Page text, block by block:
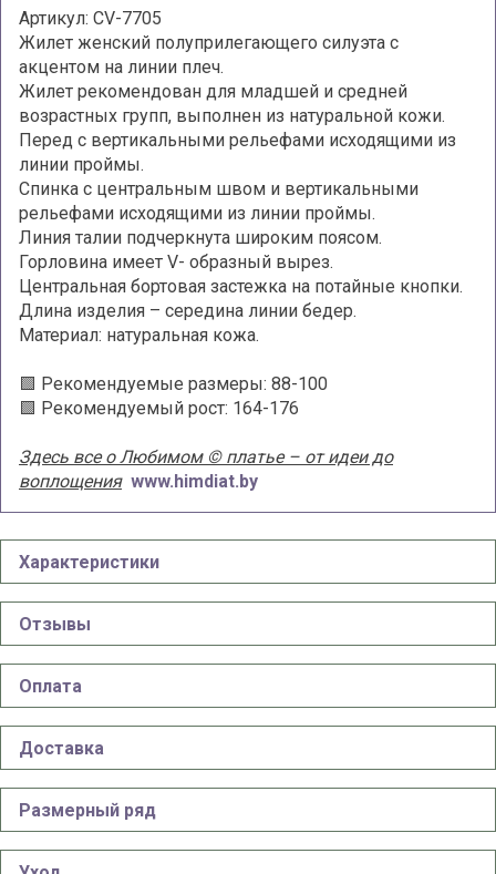
Артикул: CV-7705
Жилет женский полуприлегающего силуэта с
акцентом на линии плеч.
Жилет рекомендован для младшей и средней
возрастных групп, выполнен из натуральной кожи.
Перед с вертикальными рельефами исходящими из
линии проймы.
Спинка с центральным швом и вертикальными
рельефами исходящими из линии проймы.
Линия талии подчеркнута широким поясом.
Горловина имеет V- образный вырез.
Центральная бортовая застежка на потайные кнопки.
Длина изделия – середина линии бедер.
Материал: натуральная кожа.
🟩 Рекомендуемые размеры: 88-100
🟩 Рекомендуемый рост: 164-176
Здесь все о Любимом © платье – от идеи до
воплощения www.himdiat.by
Характеристики
Отзывы
Оплата
Доставка
Размерный ряд